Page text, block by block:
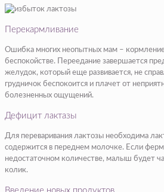
Перекармливание
Ошибка многих неопытных мам –
беспокойстве. Переедание завершается
желудок, который еще развивается, не
грудничок беспокоится и плачет от
болезненных ощущений.
Дефицит лактазы
Для переваривания лактозы необходима
содержится в переднем молочке. Если
недостаточном количестве, малыш будет
колик.